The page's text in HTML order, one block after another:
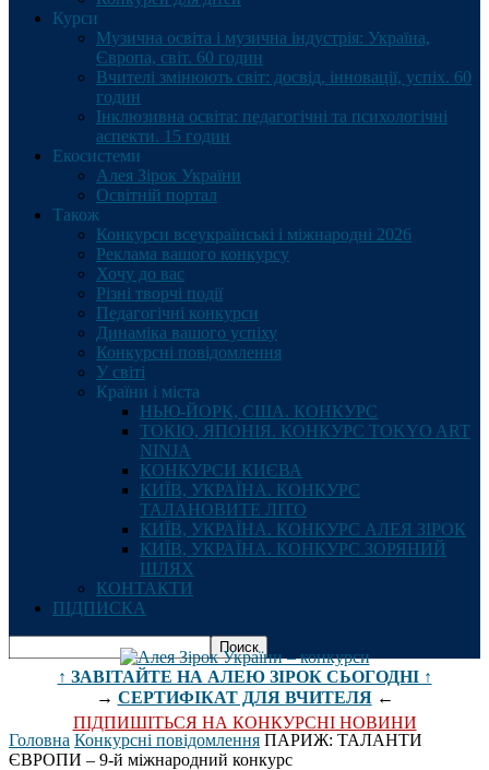
Курси
Музична освіта і музична індустрія: Україна,
Європа, світ. 60 годин
Вчителі змінюють світ: досвід, інновації, успіх. 60
годин
Інклюзивна освіта: педагогічні та психологічні
аспекти. 15 годин
Екосистеми
Алея Зірок України
Освітній портал
Також
Конкурси всеукраїнські і міжнародні 2026
Реклама вашого конкурсу
Хочу до вас
Різні творчі події
Педагогічні конкурси
Динаміка вашого успіху
Конкурсні повідомлення
У світі
Країни і міста
НЬЮ-ЙОРК, США. КОНКУРС
ТОКІО, ЯПОНІЯ. КОНКУРС TOKYO ART
NINJA
КОНКУРСИ КИЄВА
КИЇВ, УКРАЇНА. КОНКУРС
ТАЛАНОВИТЕ ЛІТО
КИЇВ, УКРАЇНА. КОНКУРС АЛЕЯ ЗІРОК
КИЇВ, УКРАЇНА. КОНКУРС ЗОРЯНИЙ
ШЛЯХ
КОНТАКТИ
ПІДПИСКА
↑ ЗАВІТАЙТЕ НА АЛЕЮ ЗІРОК СЬОГОДНІ ↑
→ СЕРТИФІКАТ ДЛЯ ВЧИТЕЛЯ←
ПІДПИШІТЬСЯ НА КОНКУРСНІ НОВИНИ
Головна Конкурсні повідомлення ПАРИЖ: ТАЛАНТИ
ЄВРОПИ – 9-й міжнародний конкурс